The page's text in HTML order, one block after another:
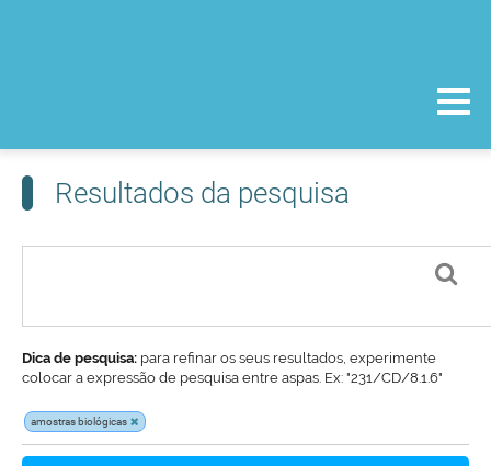
Resultados da pesquisa
Dica de pesquisa: para refinar os seus resultados, experimente
colocar a expressão de pesquisa entre aspas. Ex: "231/CD/8.1.6"
amostras biológicas